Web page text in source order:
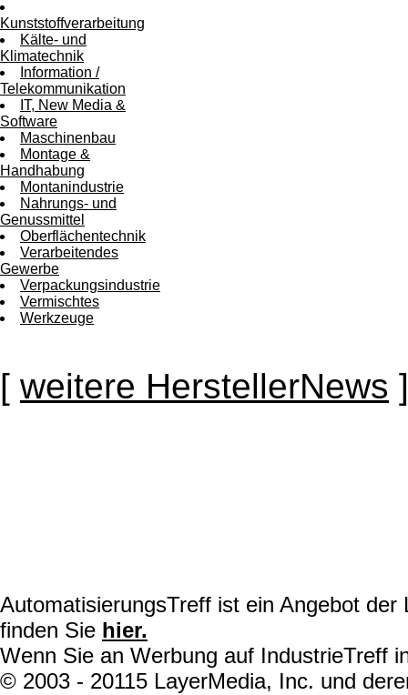
Kunststoffverarbeitung
Kälte- und
Klimatechnik
Information /
Telekommunikation
IT, New Media &
Software
Maschinenbau
Montage &
Handhabung
Montanindustrie
Nahrungs- und
Genussmittel
Oberflächentechnik
Verarbeitendes
Gewerbe
Verpackungsindustrie
Vermischtes
Werkzeuge
[ weitere HerstellerNews
AutomatisierungsTreff ist ein Angebot
finden Sie hier.
Wenn Sie an Werbung auf IndustrieTreff
© 2003 - 20115 LayerMedia, Inc. und